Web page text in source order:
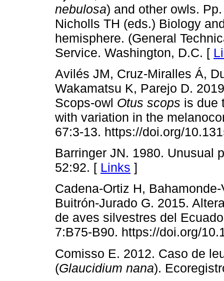
nebulosa) and other owls.
Nicholls TH (eds.) Biology
hemisphere. (General
Service. Washington, D.C. [
Avilés JM, Cruz-Miralles Á,
Wakamatsu K, Parejo D.
Scops-owl Otus scops is due
with variation in the
67:3-13. https://doi.org/
Barringer JN. 1980. Unusual
52:92. [ Links ]
Cadena-Ortiz H,
Buitrón-Jurado G. 2015.
de aves silvestres del
7:B75-B90. https://doi.org/
Comisso E. 2012. Caso de
(Glaucidium nana).